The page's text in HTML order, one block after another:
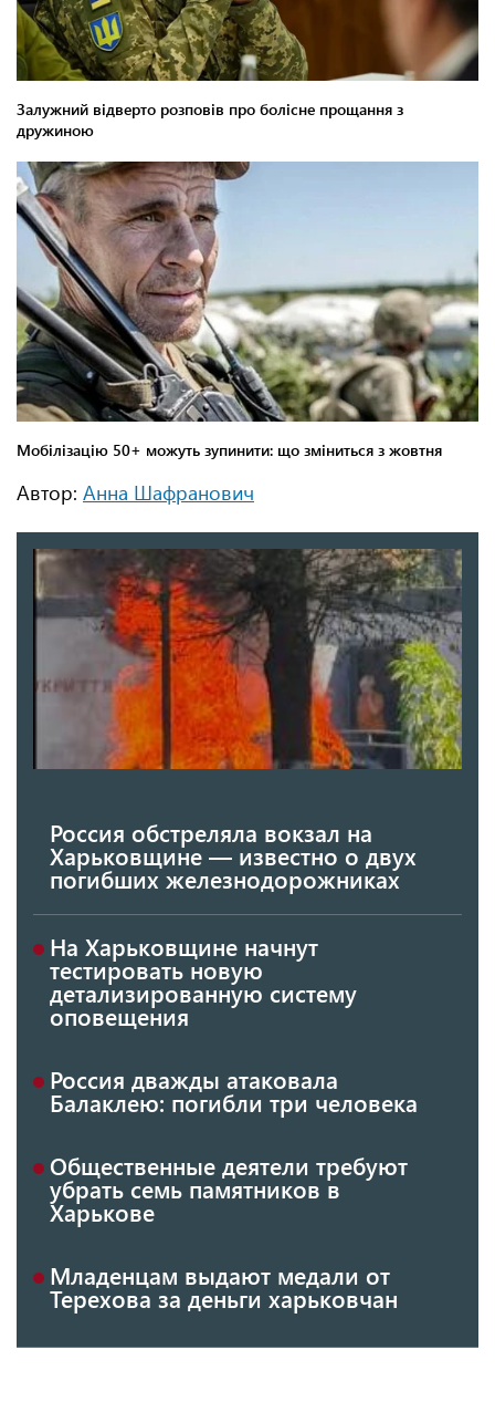
Автор: Анна Шафранович
Россия обстреляла вокзал на
Харьковщине — известно о двух
погибших железнодорожниках
На Харьковщине начнут
тестировать новую
детализированную систему
оповещения
Россия дважды атаковала
Балаклею: погибли три человека
Общественные деятели требуют
убрать семь памятников в
Харькове
Младенцам выдают медали от
Терехова за деньги харьковчан